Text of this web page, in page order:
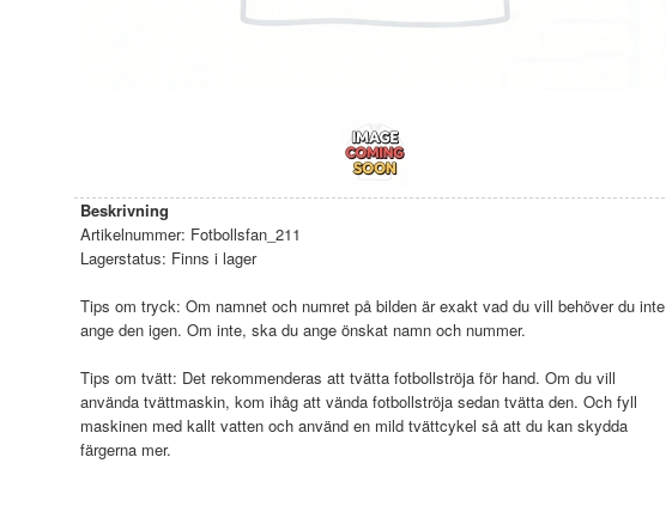
Beskrivning
Artikelnummer: Fotbollsfan_211
Lagerstatus: Finns i lager
Tips om tryck: Om namnet och numret på bilden är exakt vad du vill behöver du inte
ange den igen. Om inte, ska du ange önskat namn och nummer.
Tips om tvätt: Det rekommenderas att tvätta fotbollströja för hand. Om du vill
använda tvättmaskin, kom ihåg att vända fotbollströja sedan tvätta den. Och fyll
maskinen med kallt vatten och använd en mild tvättcykel så att du kan skydda
färgerna mer.